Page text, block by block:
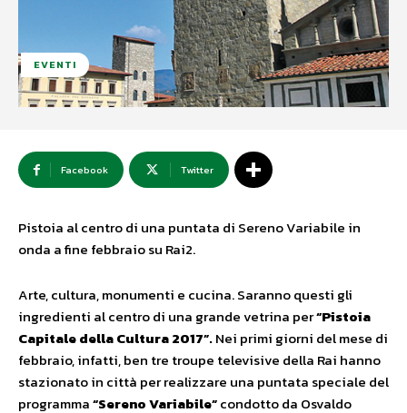
EVENTI
Facebook Twitter
Pistoia al centro di una puntata di Sereno Variabile in
onda a fine febbraio su Rai2.
Arte, cultura, monumenti e cucina. Saranno questi gli
ingredienti al centro di una grande vetrina per“Pistoia
Capitale della Cultura 2017”.Nei primi giorni del mese di
febbraio, infatti, ben tre troupe televisive della Rai hanno
stazionato in città per realizzare una puntata speciale del
programma“Sereno Variabile”condotto da Osvaldo